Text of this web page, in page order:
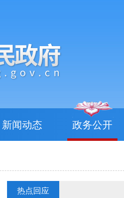
新闻动态 政务公开
热点回应